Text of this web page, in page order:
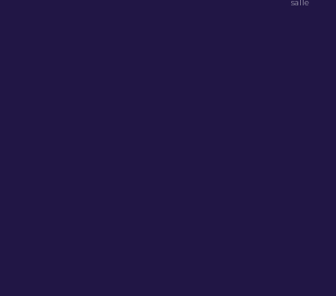
salle